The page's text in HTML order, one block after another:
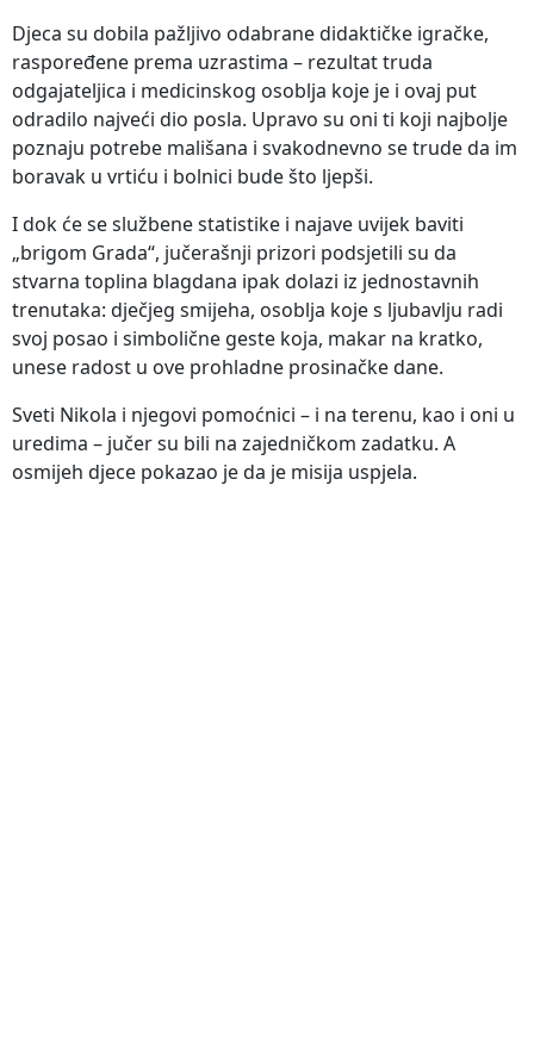
Djeca su dobila pažljivo odabrane didaktičke igračke,
raspoređene prema uzrastima – rezultat truda
odgajateljica i medicinskog osoblja koje je i ovaj put
odradilo najveći dio posla. Upravo su oni ti koji najbolje
poznaju potrebe mališana i svakodnevno se trude da im
boravak u vrtiću i bolnici bude što ljepši.
I dok će se službene statistike i najave uvijek baviti
„brigom Grada“, jučerašnji prizori podsjetili su da
stvarna toplina blagdana ipak dolazi iz jednostavnih
trenutaka: dječjeg smijeha, osoblja koje s ljubavlju radi
svoj posao i simbolične geste koja, makar na kratko,
unese radost u ove prohladne prosinačke dane.
Sveti Nikola i njegovi pomoćnici – i na terenu, kao i oni u
uredima – jučer su bili na zajedničkom zadatku. A
osmijeh djece pokazao je da je misija uspjela.